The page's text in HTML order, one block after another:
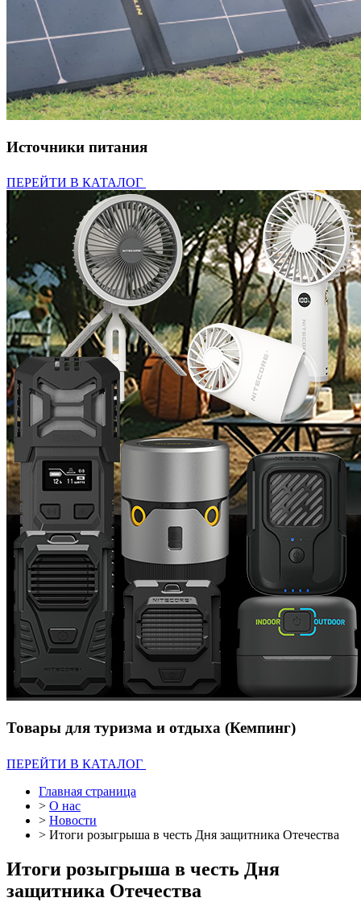
Источники питания
ПЕРЕЙТИ В КАТАЛОГ
Товары для туризма и отдыха (Кемпинг)
ПЕРЕЙТИ В КАТАЛОГ
Главная страница
> О нас
> Новости
> Итоги розыгрыша в честь Дня защитника Отечества
Итоги розыгрыша в честь Дня
защитника Отечества